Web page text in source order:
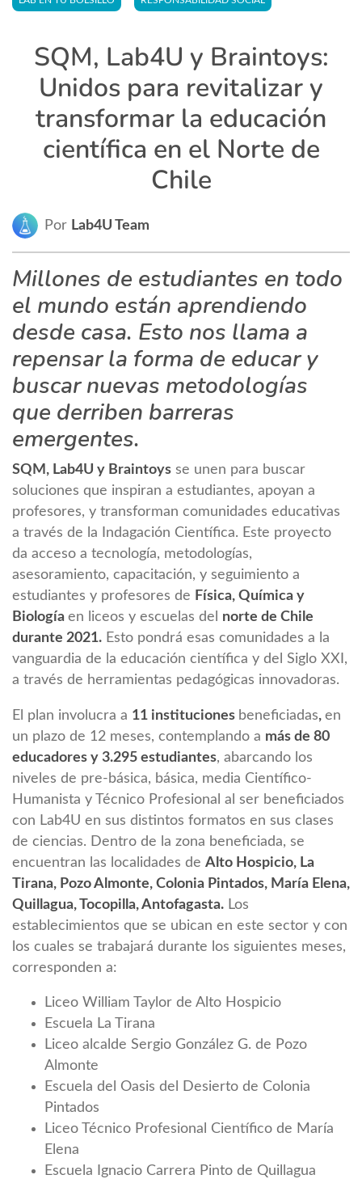
SQM, Lab4U y Braintoys:
Unidos para revitalizar y
transformar la educación
científica en el Norte de
Chile
Por Lab4U Team
Millones de estudiantes en todo
el mundo están aprendiendo
desde casa. Esto nos llama a
repensar la forma de educar y
buscar nuevas metodologías
que derriben barreras
emergentes.
SQM, Lab4U y Braintoys se unen para buscar
soluciones que inspiran a estudiantes, apoyan a
profesores, y transforman comunidades educativas
a través de la Indagación Científica. Este proyecto
da acceso a tecnología, metodologías,
asesoramiento, capacitación, y seguimiento a
estudiantes y profesores de Física, Química y
Biología en liceos y escuelas del norte de Chile
durante 2021. Esto pondrá esas comunidades a la
vanguardia de la educación científica y del Siglo XXI,
a través de herramientas pedagógicas innovadoras.
El plan involucra a 11 instituciones beneficiadas, en
un plazo de 12 meses, contemplando a más de 80
educadores y 3.295 estudiantes, abarcando los
niveles de pre-básica, básica, media Científico-
Humanista y Técnico Profesional al ser beneficiados
con Lab4U en sus distintos formatos en sus clases
de ciencias. Dentro de la zona beneficiada, se
encuentran las localidades de Alto Hospicio, La
Tirana, Pozo Almonte, Colonia Pintados, María Elena,
Quillagua, Tocopilla, Antofagasta. Los
establecimientos que se ubican en este sector y con
los cuales se trabajará durante los siguientes meses,
corresponden a:
Liceo William Taylor de Alto Hospicio
Escuela La Tirana
Liceo alcalde Sergio González G. de Pozo
Almonte
Escuela del Oasis del Desierto de Colonia
Pintados
Liceo Técnico Profesional Científico de María
Elena
Escuela Ignacio Carrera Pinto de Quillagua